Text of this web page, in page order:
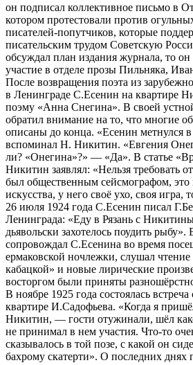
он подписал коллективное письмо в
котором протестовали против
писателей-попутчиков, которые
писательским трудом Советскую
обсуждал план издания журнала, то он
участие в отделе прозы Пильняка,
После возвращения поэта из
в Ленинграде С.Есенин на квартире
поэму «Анна Снегина». В своей
обратил внимание на то, что многие
описаны до конца. «Есенин метнулся
вспоминал Н. Никитин. «Евгения
ли? «Онегина»?» — «Да». В статье
Никитин заявлял: «Нельзя требовать
был общественным сейсмографом, это
искусства, у него своё ухо, своя игра,
26 июля 1924 года С.Есенин писал
Ленинграда: «Еду в Рязань с
дьявольски захотелось поудить
сопровождал С.Есенина во время
ермаковской ночлежки, слушал
кабацкой» и новые лирические
восторгом были приняты
В ноябре 1925 года состоялась
квартире И.Садофьева. «Когда я
Никитин, — гости отужинали, шёл
не принимал в нем участия. Что-то
сказывалось в той позе, с какой он
бахрому скатерти». О последних